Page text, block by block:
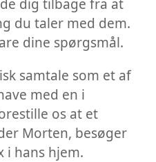
dig tilbage fra at
du taler med dem.
dine spørgsmål.
samtale som et af
med en i
os at et
Morten, besøger
i hans hjem.